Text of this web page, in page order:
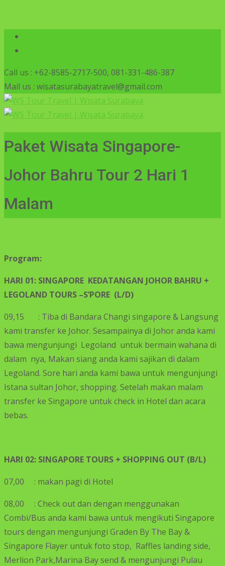
Call us : +62-8585-2717-500, 081-331-486-387
Mail us : wisatasurabayatravel@gmail.com
Paket Wisata Singapore-
Johor Bahru Tour 2 Hari 1
Malam
Program:
HARI 01: SINGAPORE KEDATANGAN JOHOR BAHRU +
LEGOLAND TOURS –S’PORE (L/D)
09,15 : Tiba di Bandara Changi singapore & Langsung
kami transfer ke Johor. Sesampainya di Johor anda kami
bawa mengunjungi Legoland untuk bermain wahana di
dalam nya, Makan siang anda kami sajikan di dalam
Legoland. Sore hari anda kami bawa untuk mengunjungi
Istana sultan Johor, shopping. Setelah makan malam
transfer ke Singapore untuk check in Hotel dan acara
bebas.
HARI 02: SINGAPORE TOURS + SHOPPING OUT (B/L)
07,00 : makan pagi di Hotel
08,00 : Check out dan dengan menggunakan
Combi/Bus anda kami bawa untuk mengikuti Singapore
tours dengan mengunjungi Graden By The Bay &
Singapore Flayer untuk foto stop, Raffles landing side,
Merlion Park,Marina Bay send & mengunjungi Pulau